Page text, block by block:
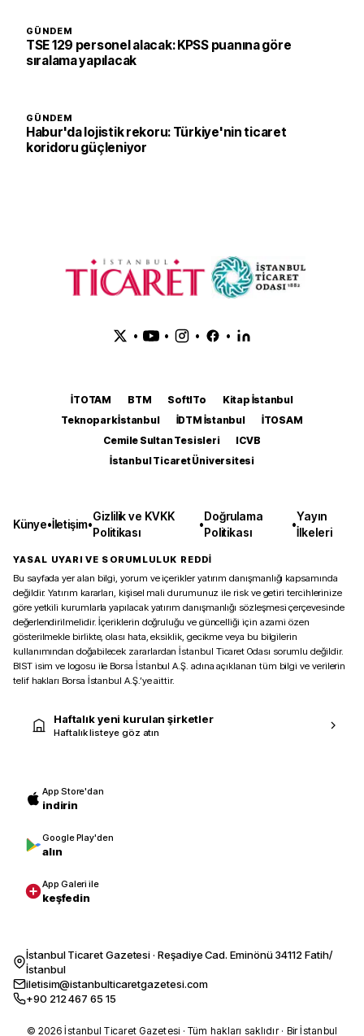
GÜNDEM
TSE 129 personel alacak: KPSS puanına göre
sıralama yapılacak
GÜNDEM
Habur'da lojistik rekoru: Türkiye'nin ticaret
koridoru güçleniyor
• • • •
İTOTAM BTM SoftITo
Kitap İstanbul
Teknopark İstanbul
İDTM İstanbul
İTOSAM
Cemile Sultan Tesisleri
ICVB
İstanbul Ticaret Üniversitesi
Künye•İletişim•
Gizlilik ve KVKK
Politikası
•
Doğrulama
Politikası
•
Yayın
İlkeleri
YASAL UYARI VE SORUMLULUK REDDİ
Bu sayfada yer alan bilgi, yorum ve içerikler yatırım danışmanlığı kapsamında
değildir. Yatırım kararları, kişisel mali durumunuz ile risk ve getiri tercihlerinize
göre yetkili kurumlarla yapılacak yatırım danışmanlığı sözleşmesi çerçevesinde
değerlendirilmelidir. İçeriklerin doğruluğu ve güncelliği için azami özen
gösterilmekle birlikte, olası hata, eksiklik, gecikme veya bu bilgilerin
kullanımından doğabilecek zararlardan İstanbul Ticaret Odası sorumlu değildir.
BIST isim ve logosu ile Borsa İstanbul A.Ş. adına açıklanan tüm bilgi ve verilerin
telif hakları Borsa İstanbul A.Ş.’ye aittir.
Haftalık yeni kurulan şirketler
Haftalık listeye göz atın
App Store'dan
indirin
Google Play'den
alın
App Galeri ile
keşfedin
İstanbul Ticaret Gazetesi · Reşadiye Cad. Eminönü 34112 Fatih/
İstanbul
iletisim@istanbulticaretgazetesi.com
+90 212 467 65 15
© 2026 İstanbul Ticaret Gazetesi · Tüm hakları saklıdır · Bir İstanbul